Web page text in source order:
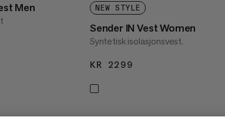
Men NEW STYLE
Sender IN Vest Women
Syntetisk isolasjonsvest.
KR 2299